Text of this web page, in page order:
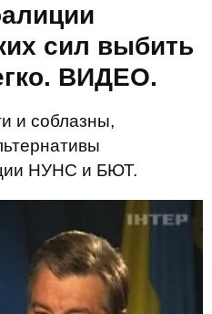
сил выбить
ВИДЕО.
и соблазны,
НУНС и БЮТ.